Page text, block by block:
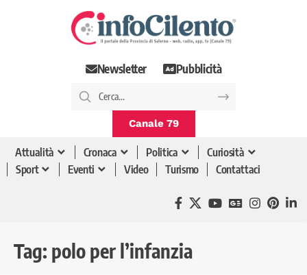
Newsletter Pubblicità
Canale 79
Attualità Cronaca Politica
Curiosità
Sport
Eventi Video Turismo Contattaci
Tag: polo per l’infanzia